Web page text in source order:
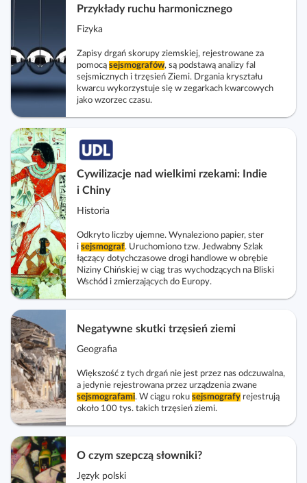
Przykłady ruchu harmonicznego
Fizyka
Zapisy drgań skorupy ziemskiej, rejestrowane za
pomocą sejsmografów, są podstawą analizy fal
sejsmicznych i trzęsień Ziemi. Drgania kryształu
kwarcu wykorzystuje się w zegarkach kwarcowych
jako wzorzec czasu.
Cywilizacje nad wielkimi rzekami: Indie
i Chiny
Historia
Odkryto liczby ujemne. Wynaleziono papier, ster
i sejsmograf. Uruchomiono tzw. Jedwabny Szlak
łączący dotychczasowe drogi handlowe w obrębie
Niziny Chińskiej w ciąg tras wychodzących na Bliski
Wschód i zmierzających do Europy.
Negatywne skutki trzęsień ziemi
Geografia
Większość z tych drgań nie jest przez nas odczuwalna,
a jedynie rejestrowana przez urządzenia zwane
sejsmografami. W ciągu roku sejsmografy rejestrują
około 100 tys. takich trzęsień ziemi.
O czym szepczą słowniki?
Język polski